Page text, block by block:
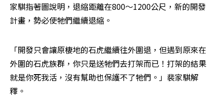
家騏指著圖說明，退縮距離在800～1200公尺，新的開發
計畫，勢必使牠們繼續退縮。
「開發只會讓原棲地的石虎繼續往外圍退，但遇到原來在
外圍的石虎族群，你只是送牠們去打架而已！打架的結果
就是你死我活，沒有幫助也保護不了牠們。」裴家騏解
釋。